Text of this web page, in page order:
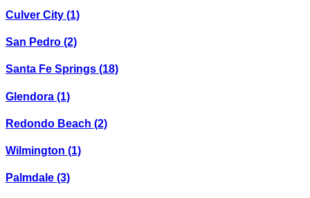
Culver City (1)
San Pedro (2)
Santa Fe Springs (18)
Glendora (1)
Redondo Beach (2)
Wilmington (1)
Palmdale (3)